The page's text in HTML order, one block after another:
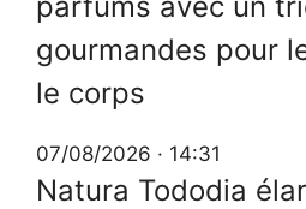
gourmandes pour
le corps
07/08/2026 · 14:31
Natura Tododia